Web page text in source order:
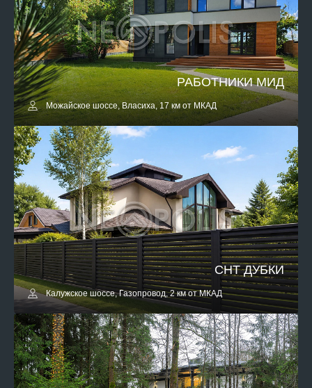
РАБОТНИКИ МИД
Можайское шоссе, Власиха, 17 км от МКАД
СНТ ДУБКИ
Калужское шоссе, Газопровод, 2 км от МКАД